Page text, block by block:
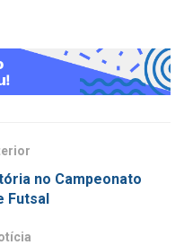
no Campeonato
Futsal